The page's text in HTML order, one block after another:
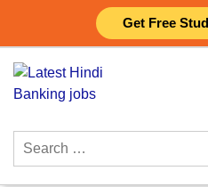
Get Free
content
Search